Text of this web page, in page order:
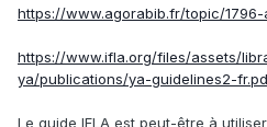
https://www.agorabib.fr/topic/
https://www.ifla.org/files/assets/
ya/publications/ya-guidelines2-
Le guide IFLA est peut-être à